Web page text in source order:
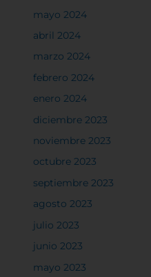
mayo 2024
abril 2024
marzo 2024
febrero 2024
enero 2024
diciembre 2023
noviembre 2023
octubre 2023
septiembre 2023
agosto 2023
julio 2023
junio 2023
mayo 2023